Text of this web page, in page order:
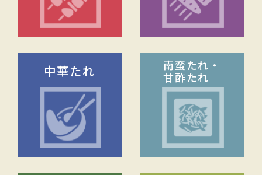
中華たれ
南蛮たれ・
甘酢たれ